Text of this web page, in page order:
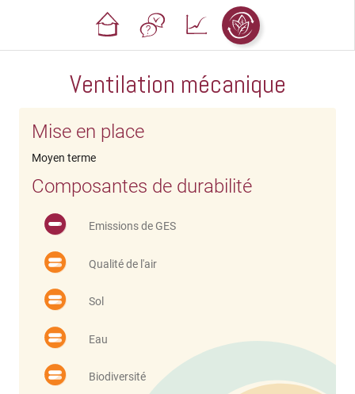
Ventilation mécanique
Mise en place
Moyen terme
Composantes de durabilité
Emissions de GES
Qualité de l'air
Sol
Eau
Biodiversité